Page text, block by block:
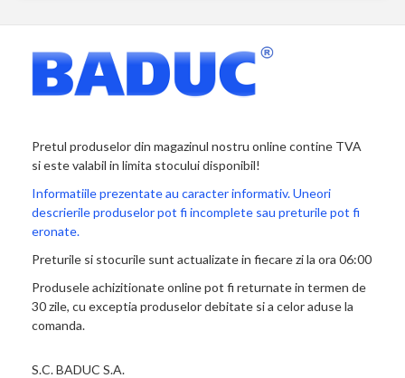
Pretul produselor din magazinul nostru online contine TVA
si este valabil in limita stocului disponibil!
Informatiile prezentate au caracter informativ. Uneori
descrierile produselor pot fi incomplete sau preturile pot fi
eronate.
Preturile si stocurile sunt actualizate in fiecare zi la ora 06:00
Produsele achizitionate online pot fi returnate in termen de
30 zile, cu exceptia produselor debitate si a celor aduse la
comanda.
S.C. BADUC S.A.